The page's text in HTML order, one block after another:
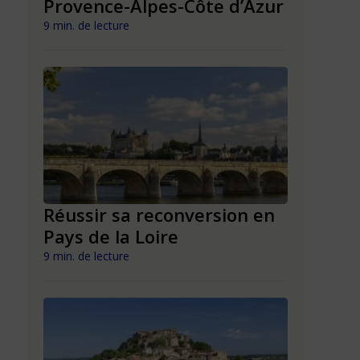
Provence-Alpes-Côte d’Azur
9 min. de lecture
Réussir sa reconversion en
Pays de la Loire
9 min. de lecture